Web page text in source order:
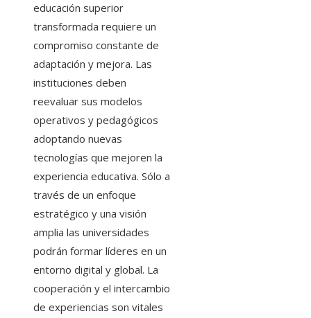
educación superior
transformada requiere un
compromiso constante de
adaptación y mejora. Las
instituciones deben
reevaluar sus modelos
operativos y pedagógicos
adoptando nuevas
tecnologías que mejoren la
experiencia educativa. Sólo a
través de un enfoque
estratégico y una visión
amplia las universidades
podrán formar líderes en un
entorno digital y global. La
cooperación y el intercambio
de experiencias son vitales